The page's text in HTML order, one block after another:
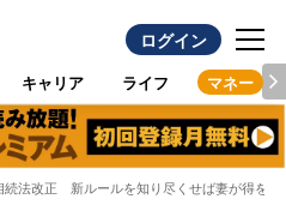
ログイン
キャリア ライフ マネー
続法改正 新ルールを知り尽くせば妻が得をす